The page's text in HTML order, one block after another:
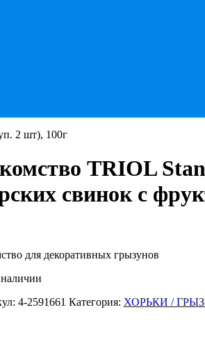
2 шт), 100г
TRIOL
свинок с
для декоративных грызунов
4-2591661 Категория: ХОРЬКИ /